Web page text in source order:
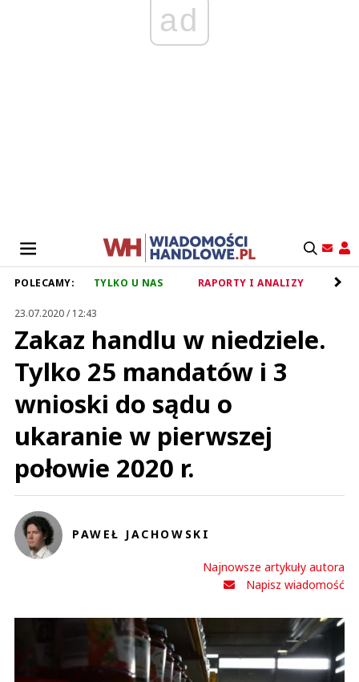
ad
POLECAMY: TYLKO U NAS RAPORTY I ANALIZY
23.07.2020 / 12:43
Zakaz handlu w niedziele.
Tylko 25 mandatów i 3
wnioski do sądu o
ukaranie w pierwszej
połowie 2020 r.
PAWEŁ JACHOWSKI
Najnowsze artykuły autora
Napisz wiadomość